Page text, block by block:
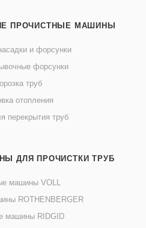
ПРОЧИСТНЫЕ МАШИНЫ
и форсунки
форсунки
труб
отопления
перекрытия труб
ДЛЯ ПРОЧИСТКИ ТРУБ
машины VOLL
ROTHENBERGER
машины RIDGID